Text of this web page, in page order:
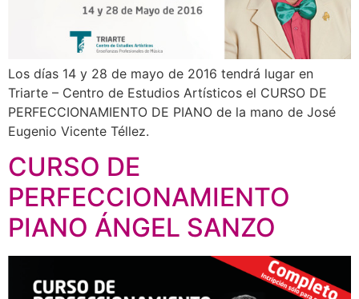
Los días 14 y 28 de mayo de 2016 tendrá lugar en
Triarte – Centro de Estudios Artísticos el CURSO DE
PERFECCIONAMIENTO DE PIANO de la mano de José
Eugenio Vicente Téllez.
CURSO DE
PERFECCIONAMIENTO
PIANO ÁNGEL SANZO